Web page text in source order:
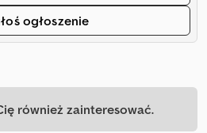
ogłoszenie
również zainteresować.